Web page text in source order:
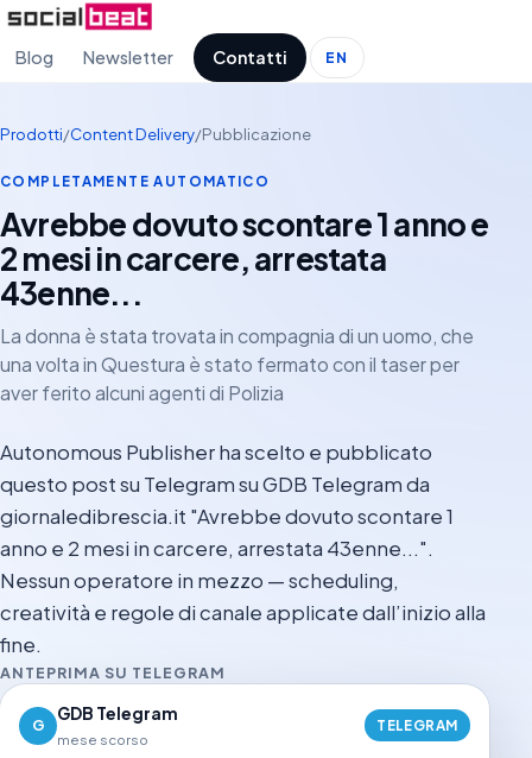
Blog Newsletter Contatti EN
Prodotti/Content Delivery/Pubblicazione
COMPLETAMENTE AUTOMATICO
Avrebbe dovuto scontare 1 anno e
2 mesi in carcere, arrestata
43enne...
La donna è stata trovata in compagnia di un uomo, che
una volta in Questura è stato fermato con il taser per
aver ferito alcuni agenti di Polizia
Autonomous Publisher ha scelto e pubblicato
questo post su Telegram su GDB Telegram da
giornaledibrescia.it "Avrebbe dovuto scontare 1
anno e 2 mesi in carcere, arrestata 43enne...".
Nessun operatore in mezzo — scheduling,
creatività e regole di canale applicate dall’inizio alla
fine.
ANTEPRIMA SU TELEGRAM
G
GDB Telegram
mese scorso
TELEGRAM